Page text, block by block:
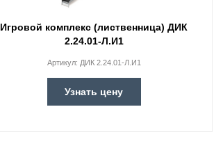
Игровой комплекс (лиственница) ДИК
2.24.01-Л.И1
Артикул: ДИК 2.24.01-Л.И1
Узнать цену